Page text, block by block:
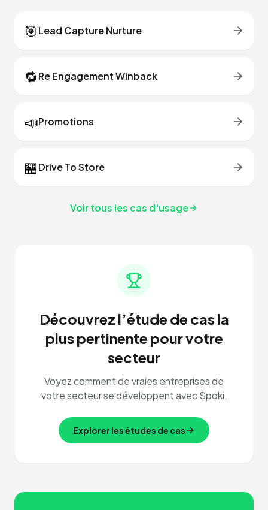
🎯Lead Capture Nurture
🔁Re Engagement Winback
📣Promotions
🏪Drive To Store
Voir tous les cas d'usage
Découvrez l’étude de cas la
plus pertinente pour votre
secteur
Voyez comment de vraies entreprises de
votre secteur se développent avec Spoki.
Explorer les études de cas